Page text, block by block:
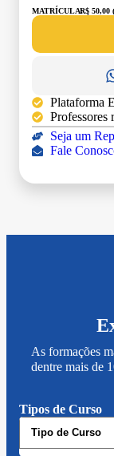
MATRÍCULA:R$
Plataforma
Professores
Seja um
Fale
As formações
dentre mais de
Tipos de Curso